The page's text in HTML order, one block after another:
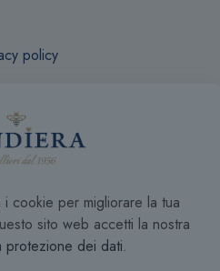
policy
online
di Vendita
cookie per migliorare la tua
sito web accetti la nostra
protezione dei dati.